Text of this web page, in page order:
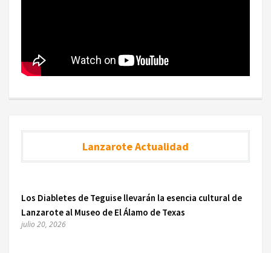
Lanzarote Actualidad
Los Diabletes de Teguise llevarán la esencia cultural de
Lanzarote al Museo de El Álamo de Texas
julio 20, 2026